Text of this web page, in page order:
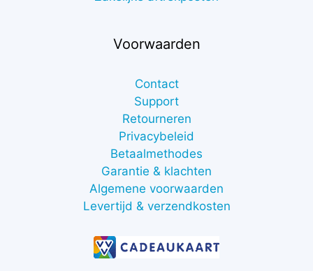
Voorwaarden
Contact
Support
Retourneren
Privacybeleid
Betaalmethodes
Garantie & klachten
Algemene voorwaarden
Levertijd & verzendkosten